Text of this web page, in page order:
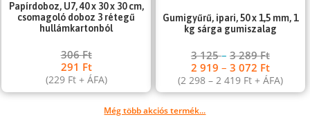
Papírdoboz, U7, 40 x 30 x 30 cm,
csomagoló doboz 3 rétegű
hullámkartonból
306Ft
291 Ft
(229 Ft+ ÁFA)
Gumigyűrű, ipari, 50 x 1,5 mm, 1
kg sárga gumiszalag
3 125– 3 289Ft
2 919 – 3 072 Ft
(2 298 – 2 419 Ft+ ÁFA)
Még több akciós termék...